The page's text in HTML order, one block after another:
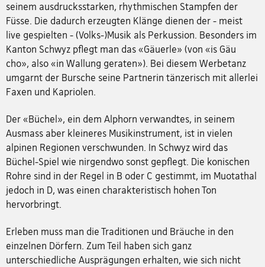
seinem ausdrucksstarken, rhythmischen Stampfen der
Füsse. Die dadurch erzeugten Klänge dienen der - meist
live gespielten - (Volks-)Musik als Perkussion. Besonders im
Kanton Schwyz pflegt man das «Gäuerle» (von «is Gäu
cho», also «in Wallung geraten»). Bei diesem Werbetanz
umgarnt der Bursche seine Partnerin tänzerisch mit allerlei
Faxen und Kapriolen.
Der «Büchel», ein dem Alphorn verwandtes, in seinem
Ausmass aber kleineres Musikinstrument, ist in vielen
alpinen Regionen verschwunden. In Schwyz wird das
Büchel-Spiel wie nirgendwo sonst gepflegt. Die konischen
Rohre sind in der Regel in B oder C gestimmt, im Muotathal
jedoch in D, was einen charakteristisch hohen Ton
hervorbringt.
Erleben muss man die Traditionen und Bräuche in den
einzelnen Dörfern. Zum Teil haben sich ganz
unterschiedliche Ausprägungen erhalten, wie sich nicht